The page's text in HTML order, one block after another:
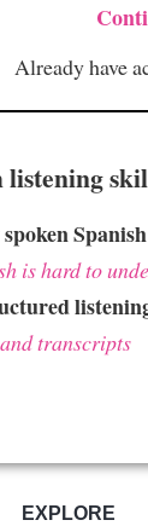
Already have
listening
is hard to
transcripts
EXPLORE